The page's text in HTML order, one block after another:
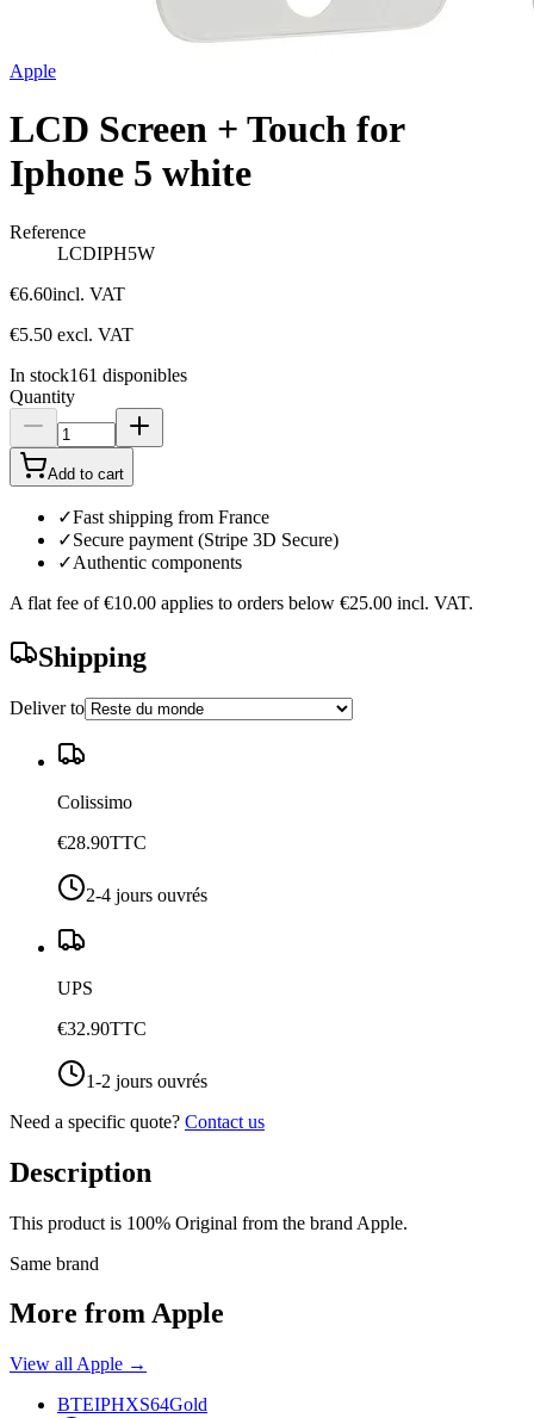
Apple
LCD Screen + Touch for
Iphone 5 white
Reference
LCDIPH5W
€6.60incl. VAT
€5.50 excl. VAT
In stock161 disponibles
Quantity
Add to cart
✓Fast shipping from France
✓Secure payment (Stripe 3D Secure)
✓Authentic components
A flat fee of €10.00 applies to orders below €25.00 incl. VAT.
Shipping
Deliver to
Colissimo
€28.90TTC
2-4 jours ouvrés
UPS
€32.90TTC
1-2 jours ouvrés
Need a specific quote? Contact us
Description
This product is 100% Original from the brand Apple.
Same brand
More from Apple
View all Apple →
BTEIPHXS64Gold